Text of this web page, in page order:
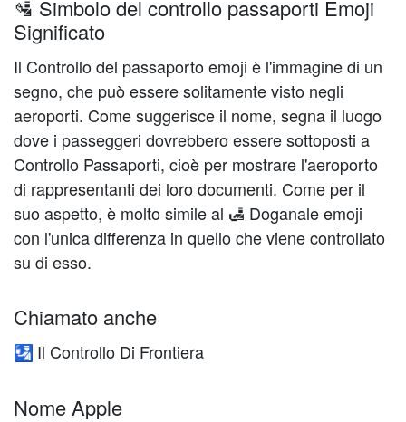
🛂 Simbolo del controllo passaporti Emoji
Significato
Il Controllo del passaporto emoji è l'immagine di un
segno, che può essere solitamente visto negli
aeroporti. Come suggerisce il nome, segna il luogo
dove i passeggeri dovrebbero essere sottoposti a
Controllo Passaporti, cioè per mostrare l'aeroporto
di rappresentanti dei loro documenti. Come per il
suo aspetto, è molto simile al 🛃 Doganale emoji
con l'unica differenza in quello che viene controllato
su di esso.
Chiamato anche
🛂 Il Controllo Di Frontiera
Nome Apple